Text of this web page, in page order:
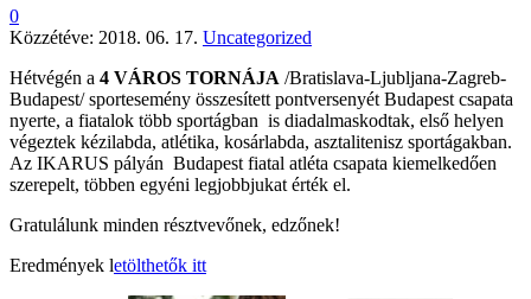
0
Közzétéve: 2018. 06. 17. Uncategorized
Hétvégén a 4 VÁROS TORNÁJA /Bratislava-Ljubljana-Zagreb-
Budapest/ sportesemény összesített pontversenyét Budapest csapata
nyerte, a fiatalok több sportágban is diadalmaskodtak, első helyen
végeztek kézilabda, atlétika, kosárlabda, asztalitenisz sportágakban.
Az IKARUS pályán Budapest fiatal atléta csapata kiemelkedően
szerepelt, többen egyéni legjobbjukat érték el.
Gratulálunk minden résztvevőnek, edzőnek!
Eredmények letölthetők itt